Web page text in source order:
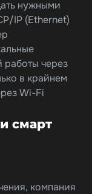
нужными
IP (Ethernet)
работы через
в крайнем
Wi-Fi
смарт
компания